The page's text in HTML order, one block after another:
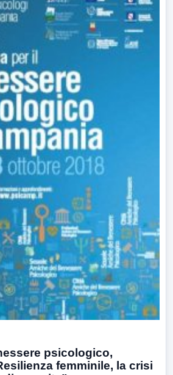
psicologico,
femminile, la crisi